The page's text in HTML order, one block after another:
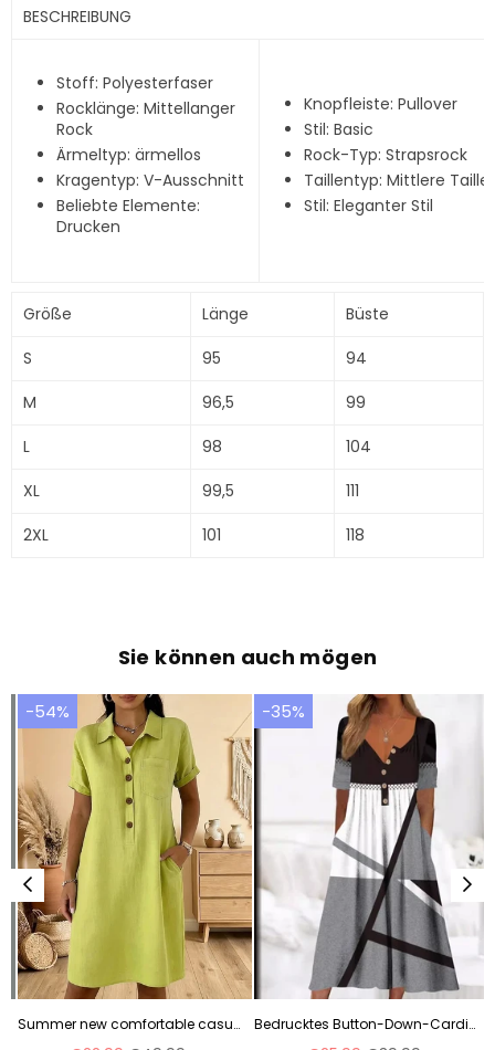
BESCHREIBUNG
Stoff: Polyesterfaser
Rocklänge: Mittellanger
Rock
Ärmeltyp: ärmellos
Kragentyp: V-Ausschnitt
Beliebte Elemente:
Drucken
Knopfleiste: Pullover
Stil: Basic
Rock-Typ: Strapsrock
Taillentyp: Mittlere Taille
Stil: Eleganter Stil
Größe Länge
Büste
S
95
94
M
96,5
99
L
98
104
XL
99,5
111
2XL
101 118
Sie können auch mögen
-54%
Summer new comfortable casual pocket cotton women's dress m302972
-35%
Bedrucktes Button-Down-Cardigan-Kleid mit Taschen m300714